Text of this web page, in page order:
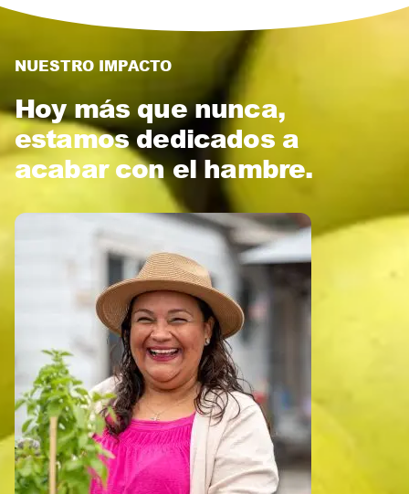
NUESTRO IMPACTO
Hoy más que nunca,
estamos dedicados a
acabar con el hambre.